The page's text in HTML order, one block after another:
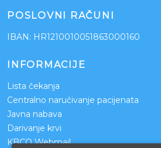
POSLOVNI RAČUNI
IBAN: HR1210010051863000160
INFORMACIJE
Lista čekanja
Centralno naručivanje pacijenata
Javna nabava
Darivanje krvi
KBCO Webmail